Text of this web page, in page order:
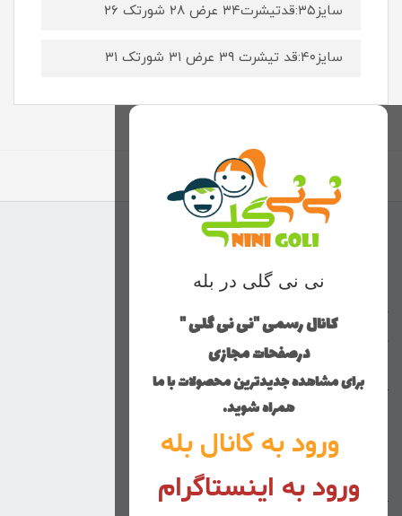
سایز۳۵:قدتیشرت۳۴ عرض ۲۸ شورتک ۲۶
سایز۴۰:قد تیشرت ۳۹ عرض ۳۱ شورتک ۳۱
نی نی گلی در بله
کانال رسمی "نی نی گلی "
درصفحات مجازی
برای مشاهده جدیدترین محصولات با ما
همراه شوید.
ورود به کانال بله
ورود به اینستاگرام
برگشت به بالا
منوی وب‌سایت
خانه
کوچولوهای نی نی گلی
تماس با ما
کد پیگیری سفارشات